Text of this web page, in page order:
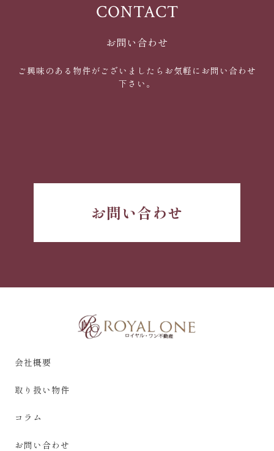
CONTACT
お問い合わせ
ご興味のある物件がございましたらお気軽にお問い合わせ
下さい。
お問い合わせ
会社概要
取り扱い物件
コラム
お問い合わせ